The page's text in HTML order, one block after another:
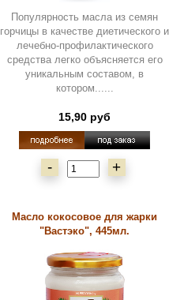
Популярность масла из семян
горчицы в качестве диетического и
лечебно-профилактического
средства легко объясняется его
уникальным составом, в
котором......
15,90 руб
- +
Масло кокосовое для жарки
"Вастэко", 445мл.